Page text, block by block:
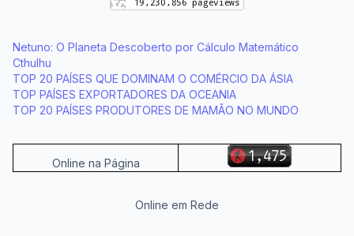
Netuno: O Planeta Descoberto por Cálculo Matemático
Cthulhu
TOP 20 PAÍSES QUE DOMINAM O COMÉRCIO DA ÁSIA
TOP PAÍSES EXPORTADORES DA OCEANIA
TOP 20 PAÍSES PRODUTORES DE MAMÃO NO MUNDO
Online na Página
Online em Rede